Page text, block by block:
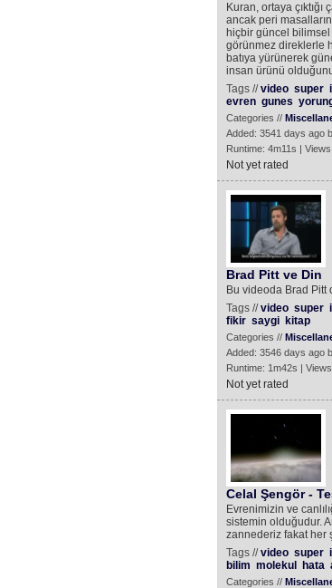
Kuran, ortaya
ancak peri
hiçbir güncel
görünmez direklerle
batıya yürünerek
insan ürünü
Tags //video super
evren gunes
Categories //
Added: 3541 days ago
Runtime: 4m11s |
Not yet rated
Brad Pitt ve Din
Bu videoda Brad Pitt
Tags //video super
fikir saygi kitap
Categories //
Added: 3546 days ago
Runtime: 1m42s |
Not yet rated
Celal Şengör -
Evrenimizin ve
sistemin olduğudur.
zannederiz fakat her
Tags //video super
bilim molekul hata
Categories //